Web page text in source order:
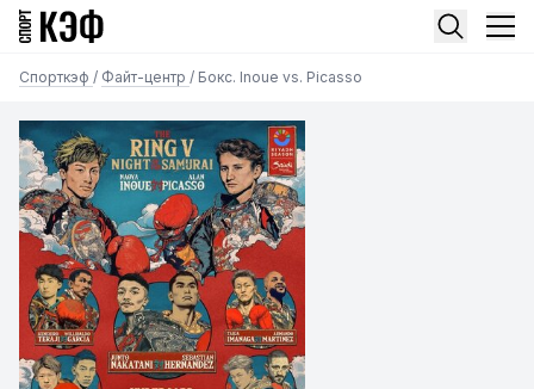
Спорткэф / Файт-центр / Бокс. Inoue vs. Picasso